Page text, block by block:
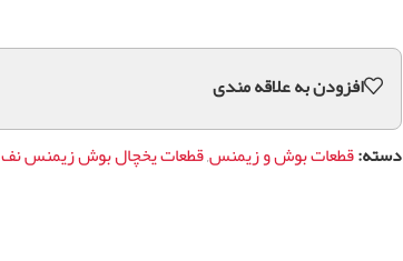
افزودن به علاقه مندی
دسته:قطعات بوش و زیمنس,قطعات یخچال بوش زیمنس نف